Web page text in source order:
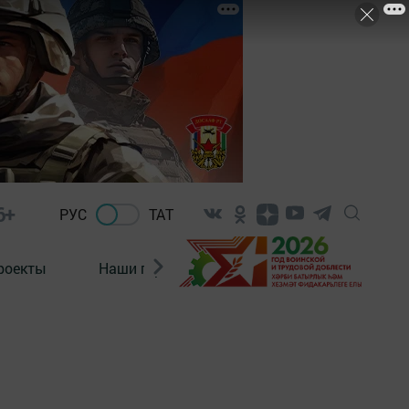
РУС ТАТ
Наши герои Нормативно-правовые